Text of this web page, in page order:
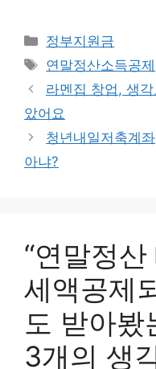
카
테
리
정부지원금
태
그
연말정산소득공제
라멘집 창업, 생
았어요
청년내일저축계
아냐?
“연말정
세액공제
도 받아
3개의 생